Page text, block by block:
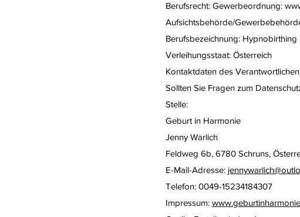
Berufsrecht: Gewerbeordnung:
Aufsichtsbehörde/
Berufsbezeichnung: Hypnobirthing
Verleihungsstaat: Österreich
Kontaktdaten des
Sollten Sie Fragen zum
Stelle:
Geburt in Harmonie
Jenny Warlich
Feldweg 6b, 6780 Schruns,
E-Mail-Adresse:
Telefon: 0049-15234184307
Impressum: